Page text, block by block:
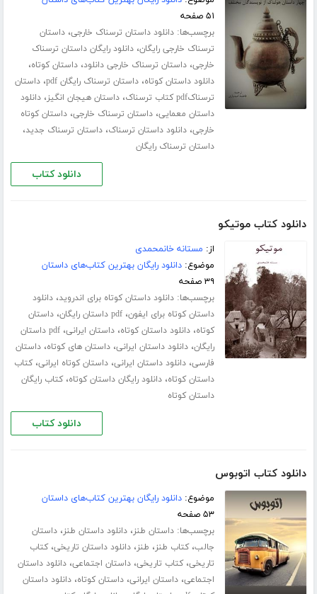
۵۱ صفحه
برچسب‌ها:دانلود داستان ترسناک خارجی،داستان
ترسناک خارجی رایگان،دانلود رایگان داستان ترسناک
خارجی،داستان ترسناک خارجی دانلود،داستان کوتاه،
دانلود داستان کوتاه،داستان ترسناک رایگان pdf ،داستان
ترسناکpdf کتاب ترسناک
،داستان هیجان انگیز،دانلود
داستان معمایی،داستان ترسناک خارجی،داستان کوتاه
خارجی،دانلود داستان ترسناک،داستان ترسناک جدید،
داستان ترسناک رایگان
دانلود کتاب
دانلود کتاب موتیکو
از: مستانه خانمحمدی
موضوع:دانلود رایگان بهترین کتاب‌های داستان
۳۹ صفحه
برچسب‌ها:دانلود داستان کوتاه برای اندروید،دانلود
داستان کوتاه برای ایفون،pdf داستان رایگان ،داستان
کوتاه،دانلود داستان کوتاه،داستان ایرانی،
pdf داستان
رایگان،دانلود داستان ایرانی،داستان های کوتاه،داستان
فارسی،دانلود داستان ایرانی،داستان کوتاه ایرانی،کتاب
داستان کوتاه،دانلود رایگان داستان کوتاه،کتاب رایگان
داستان کوتاه
دانلود کتاب
دانلود کتاب اتوبوس
موضوع:دانلود رایگان بهترین کتاب‌های داستان
۵۳ صفحه
برچسب‌ها:داستان طنز،دانلود داستان طنز،داستان
جالب،کتاب طنز، طنز،دانلود داستان تاریخی،کتاب
تاریخی،کتاب تاریخی،داستان اجتماعی،دانلود داستان
اجتماعی،داستان ایرانی،داستان کوتاه،دانلود داستان